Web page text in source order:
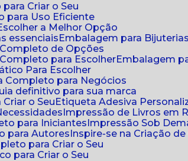
Criar o Seu
para Uso Eficiente
a Melhor Opção
essenciais
Embalagem para
Completo de Opções
para Escolher
Embalagem
Para Escolher
Completo para Negócios
definitivo para sua marca
o Seu
Etiqueta Adesiva
Impressão de Livros em
para Iniciantes Impressão Sob
para Autores Inspire-se na Criação
para Criar o Seu
para Criar o Seu